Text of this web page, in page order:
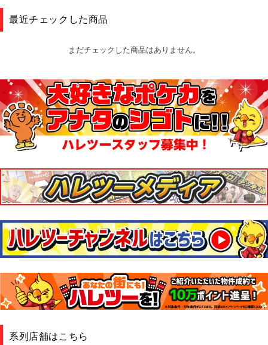
最近チェックした商品
まだチェックした商品はありません。
系列店舗はこちら